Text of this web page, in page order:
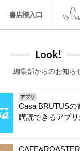
書店様入口 My
Look!
編集部からのお知ら
アプリ
Casa BRUTUSの
購読できるアプリ